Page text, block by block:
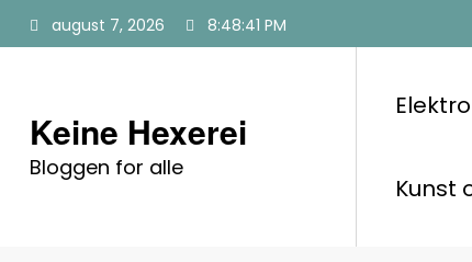
august 7, 2026 8:48:42 PM
Keine Hexerei
Bloggen for alle
Kunst